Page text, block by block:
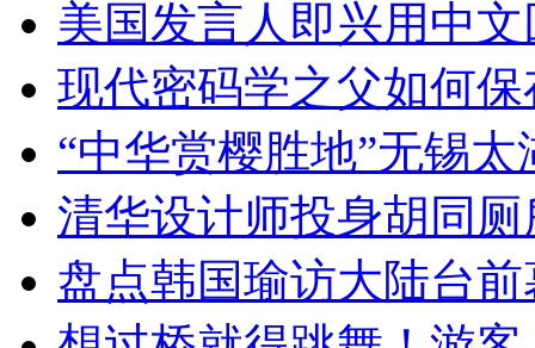
美国发言人即兴用中
现代密码学之父如何
“中华赏樱胜地”无锡
清华设计师投身胡同
盘点韩国瑜访大陆台